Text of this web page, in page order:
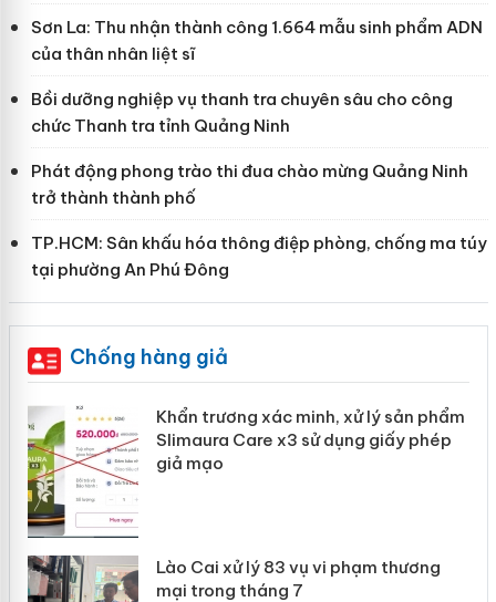
Sơn La: Thu nhận thành công 1.664 mẫu sinh phẩm ADN
của thân nhân liệt sĩ
Bồi dưỡng nghiệp vụ thanh tra chuyên sâu cho công
chức Thanh tra tỉnh Quảng Ninh
Phát động phong trào thi đua chào mừng Quảng Ninh
trở thành thành phố
TP.HCM: Sân khấu hóa thông điệp phòng, chống ma túy
tại phường An Phú Đông
Chống hàng giả
Khẩn trương xác minh, xử lý sản phẩm
Slimaura Care x3 sử dụng giấy phép
giả mạo
Lào Cai xử lý 83 vụ vi phạm thương
mại trong tháng 7